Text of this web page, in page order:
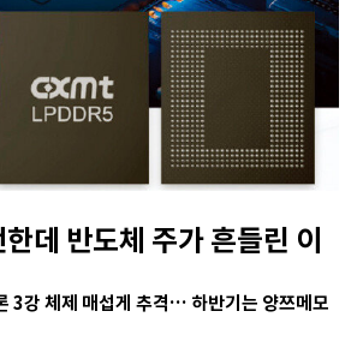
데 반도체 주가 흔들린 이
‘과점 균열’ 공포
3강 체제 매섭게 추격… 하반기는 양쯔메모